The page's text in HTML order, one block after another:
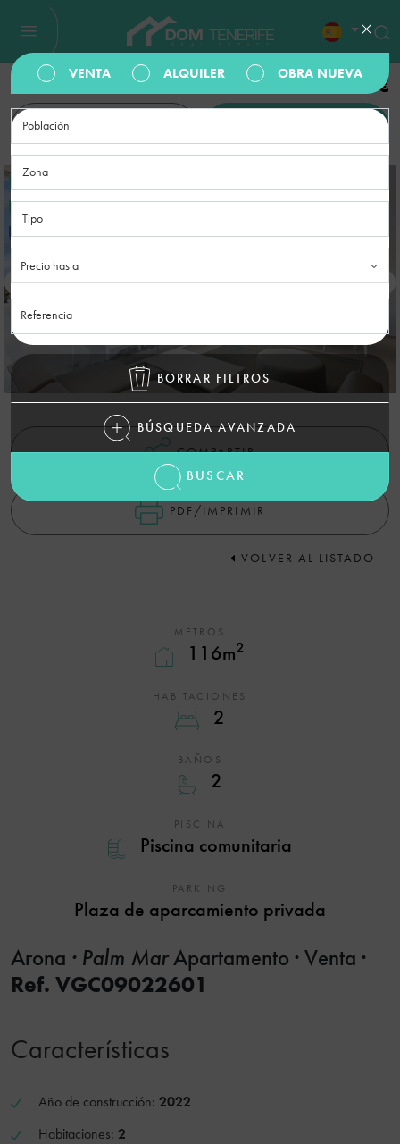
VENTA ALQUILER OBRA NUEVA
Precio hasta
BORRAR FILTROS
BÚSQUEDA AVANZADA
BUSCAR
1.195.000€
FRENTE AL MAR
COMPARTIR
PDF/IMPRIMIR
VOLVER AL LISTADO
METROS
116m2
HABITACIONES
2
BAÑOS
2
PISCINA
Piscina comunitaria
PARKING
Plaza de aparcamiento privada
Arona · Palm MarApartamento · Venta ·
Ref. VGC09022601
Características
Año de construcción: 2022
Habitaciones: 2